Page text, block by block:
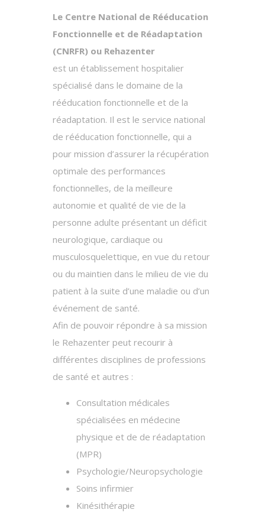
Le Centre National de Rééducation
Fonctionnelle et de Réadaptation
(CNRFR) ou Rehazenter
est un établissement hospitalier
spécialisé dans le domaine de la
rééducation fonctionnelle et de la
réadaptation. Il est le service national
de rééducation fonctionnelle, qui a
pour mission d’assurer la récupération
optimale des performances
fonctionnelles, de la meilleure
autonomie et qualité de vie de la
personne adulte présentant un déficit
neurologique, cardiaque ou
musculosquelettique, en vue du retour
ou du maintien dans le milieu de vie du
patient à la suite d’une maladie ou d’un
événement de santé.
Afin de pouvoir répondre à sa mission
le Rehazenter peut recourir à
différentes disciplines de professions
de santé et autres :
Consultation médicales
spécialisées en médecine
physique et de de réadaptation
(MPR)
Psychologie/Neuropsychologie
Soins infirmier
Kinésithérapie